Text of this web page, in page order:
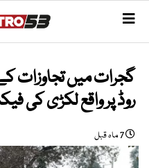
گجرات میں تجاوزات
روڈ پر واقع لکڑی کی
7 ماہ قبل